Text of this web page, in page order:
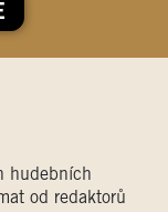
hudebních
od redaktorů